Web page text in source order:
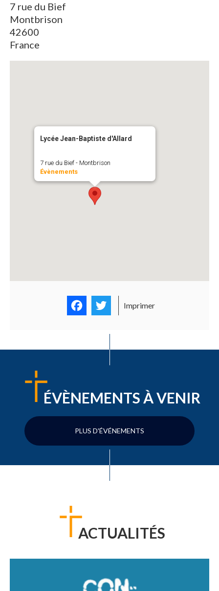
7 rue du Bief
Montbrison
42600
France
Lycée Jean-Baptiste d'Allard
7 rue du Bief - Montbrison
Évènements
FacebookTwitter
Imprimer
ÉVÈNEMENTS À VENIR
PLUS D'ÉVÉNEMENTS
ACTUALITÉS